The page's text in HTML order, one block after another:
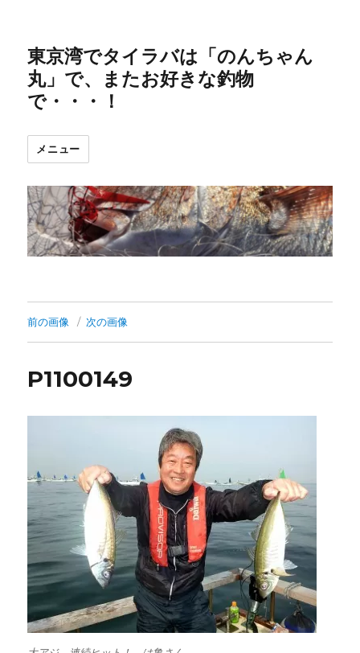
東京湾でタイラバは「のんちゃん
丸」で、またお好きな釣物
で・・・！
メニュー
前の画像 次の画像
P1100149